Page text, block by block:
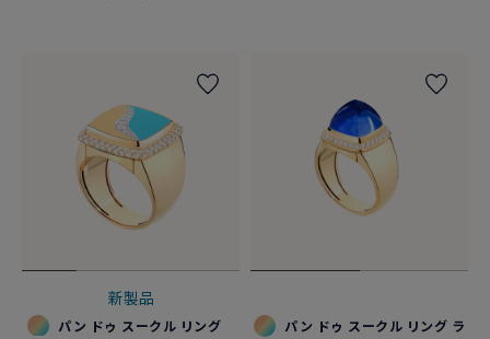
新製品
パン ドゥ スークル リング
パン ドゥ スークル リング ラ